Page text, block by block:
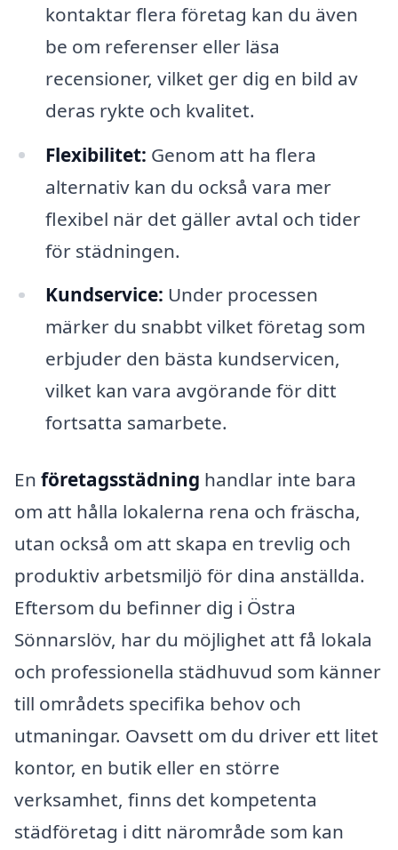
kontaktar flera företag kan du även
be om referenser eller läsa
recensioner, vilket ger dig en bild av
deras rykte och kvalitet.
Flexibilitet: Genom att ha flera
alternativ kan du också vara mer
flexibel när det gäller avtal och tider
för städningen.
Kundservice: Under processen
märker du snabbt vilket företag som
erbjuder den bästa kundservicen,
vilket kan vara avgörande för ditt
fortsatta samarbete.
En företagsstädning handlar inte bara
om att hålla lokalerna rena och fräscha,
utan också om att skapa en trevlig och
produktiv arbetsmiljö för dina anställda.
Eftersom du befinner dig i Östra
Sönnarslöv, har du möjlighet att få lokala
och professionella städhuvud som känner
till områdets specifika behov och
utmaningar. Oavsett om du driver ett litet
kontor, en butik eller en större
verksamhet, finns det kompetenta
städföretag i ditt närområde som kan